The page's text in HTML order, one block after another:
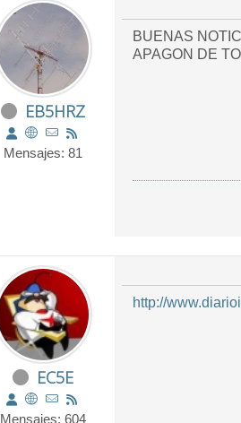
EB5HRZ
Mensajes: 81
BUENAS
APAGON DE
EC5E
Mensajes: 604
http://